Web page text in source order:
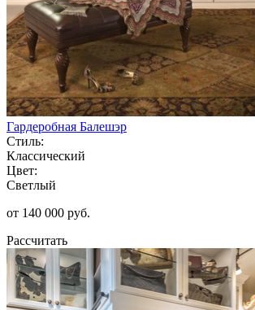
Гардеробная Балешэр
Стиль:
Классический
Цвет:
Светлый
от 140 000 руб.
Рассчитать